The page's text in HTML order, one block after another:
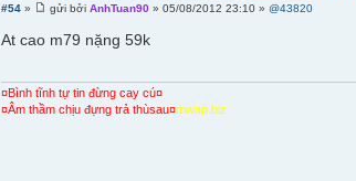
#54 » gửi bởiAnhTuan90 » 05/08/2012 23:10 »@43820
At cao m79 nặng 59k
¤Bình tĩnh tự tin đừng cay cú¤
¤Âm thầm chịu đựng trả thùsau¤mwap.biz